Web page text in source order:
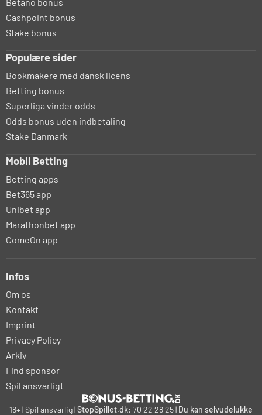
Cashpoint bonus
Stake bonus
Populære sider
Bookmakere med dansk licens
Betting bonus
Superliga vinder odds
Odds bonus uden indbetaling
Stake Danmark
Mobil Betting
Betting apps
Bet365 app
Unibet app
Marathonbet app
ComeOn app
Infos
Om os
Kontakt
Imprint
Privacy Policy
Arkiv
Find sponsor
Spil ansvarligt
18+ | Spil ansvarlig |StopSpillet.dk: 70 22 28 25 | Du kan selvudelukke